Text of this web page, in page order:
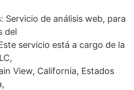
Servicio de análisis web, para
del
servicio está a cargo de la
View, California, Estados